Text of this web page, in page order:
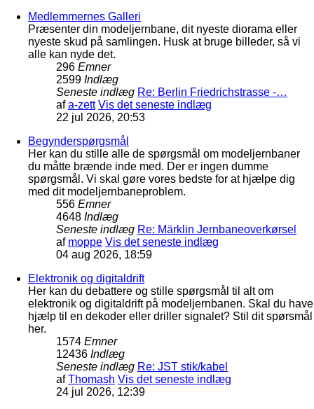
Medlemmernes Galleri
Præsenter din modeljernbane, dit nyeste diorama eller
nyeste skud på samlingen. Husk at bruge billeder, så vi
alle kan nyde det.
296 Emner
2599 Indlæg
Seneste indlæg Re: Berlin Friedrichstrasse -…
afa-zett Vis det seneste indlæg
22 jul 2026, 20:53
Begynderspørgsmål
Her kan du stille alle de spørgsmål om modeljernbaner
du måtte brænde inde med. Der er ingen dumme
spørgsmål. Vi skal gøre vores bedste for at hjælpe dig
med dit modeljernbaneproblem.
556 Emner
4648 Indlæg
Seneste indlæg Re: Märklin Jernbaneoverkørsel
af moppe Vis det seneste indlæg
04 aug 2026, 18:59
Elektronik og digitaldrift
Her kan du debattere og stille spørgsmål til alt om
elektronik og digitaldrift på modeljernbanen. Skal du have
hjælp til en dekoder eller driller signalet? Stil dit spørsmål
her.
1574 Emner
12436 Indlæg
Seneste indlæg Re: JST stik/kabel
afThomash Vis det seneste indlæg
24 jul 2026, 12:39